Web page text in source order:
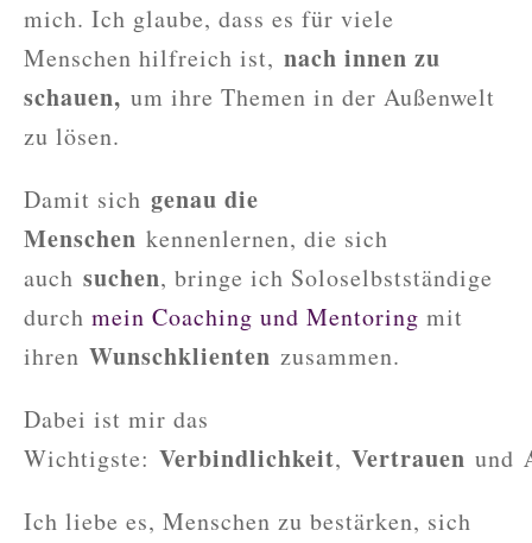
mich. Ich glaube, dass es für viele
Menschen hilfreich ist, nach innen zu
schauen, um ihre Themen in der Außenwelt
zu lösen.
Damit sich genau die
Menschen kennenlernen, die sich
auch suchen, bringe ich Soloselbstständige
durch mein Coaching und Mentoring mit
ihren Wunschklienten zusammen.
Dabei ist mir das
Wichtigste: Verbindlichkeit, Vertrauen und
Ich liebe es, Menschen zu bestärken, sich